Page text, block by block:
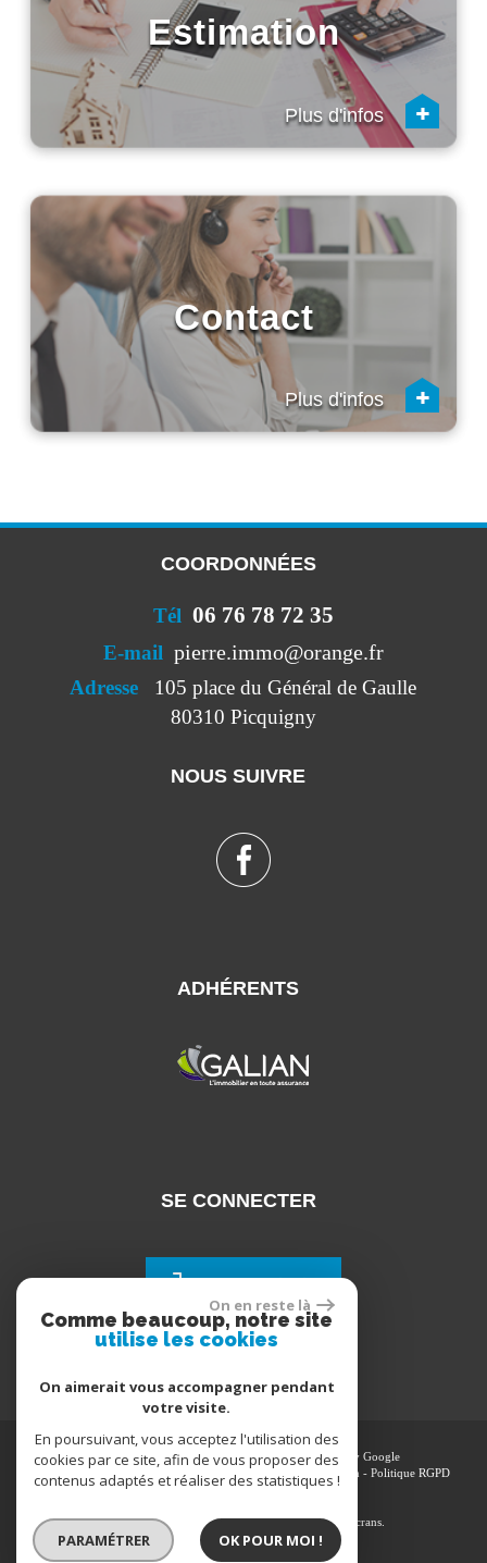
Estimation
Plus d'infos +
Contact
Plus d'infos +
COORDONNÉES
Tél 06 76 78 72 35
E-mail pierre.immo@orange.fr
Adresse
105 place du Général de Gaulle
80310 Picquigny
NOUS SUIVRE
ADHÉRENTS
SE CONNECTER
© 2026 | Tous droits réservés | Traduction powered by Google
Plan du site
Mentions légales -Nos honoraires - Liens Admin - Politique RGPD
un seul site adaptable à tous les types d'écrans.
On en reste là
Comme beaucoup, notre site
utilise les cookies
On aimerait vous accompagner pendant
votre visite.
En poursuivant, vous acceptez l'utilisation des
cookies par ce site, afin de vous proposer des
contenus adaptés et réaliser des statistiques !
PARAMÉTRER OK POUR MOI !